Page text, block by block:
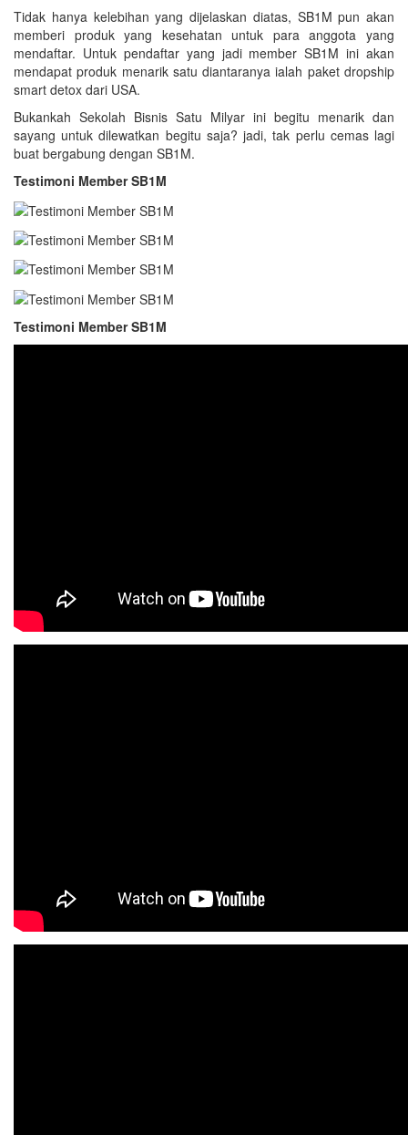
Tidak hanya kelebihan yang dijelaskan diatas, SB1M pun akan
memberi produk yang kesehatan untuk para anggota yang
mendaftar. Untuk pendaftar yang jadi member SB1M ini akan
mendapat produk menarik satu diantaranya ialah paket dropship
smart detox dari USA.
Bukankah Sekolah Bisnis Satu Milyar ini begitu menarik dan
sayang untuk dilewatkan begitu saja? jadi, tak perlu cemas lagi
buat bergabung dengan SB1M.
Testimoni Member SB1M
Testimoni Member SB1M